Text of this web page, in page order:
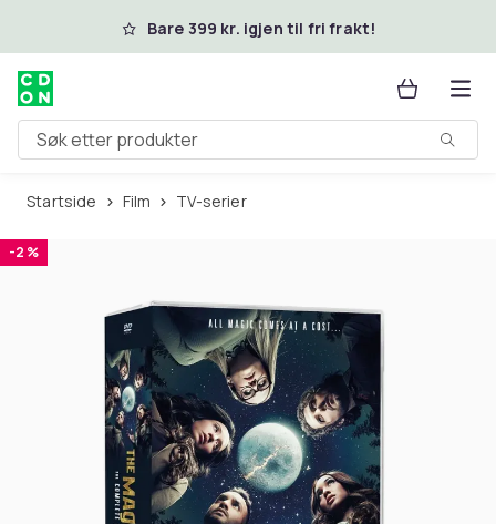
Hopp til hovedinnholdBare 399 kr. igjen til fri frakt!
Søk etter produkter
Startside Film TV-serier
-2 %